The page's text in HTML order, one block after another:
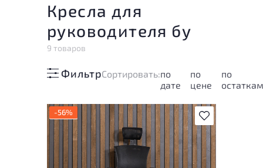
Кресла для
руководителя бу
9 товаров
ФильтрCортировать:по
дате
по
цене
по
В избранное
-56%